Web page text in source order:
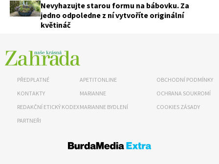
Nevyhazujte starou formu na bábovku. Za
jedno odpoledne z ní vytvoříte originální
květináč
PŘEDPLATNÉ
KONTAKTY
REDAKČNÍ ETICKÝ KODEX
PARTNEŘI
APETITONLINE
MARIANNE
MARIANNE BYDLENÍ
OBCHODNÍ PODMÍNKY
OCHRANA SOUKROMÍ
COOKIES ZÁSADY